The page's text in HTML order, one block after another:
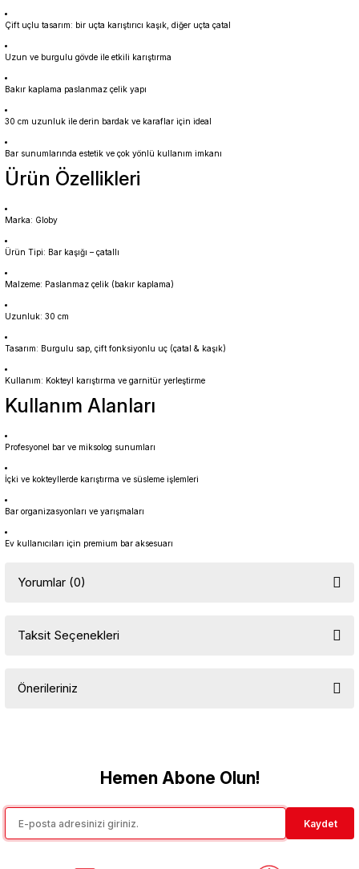
Çift uçlu tasarım: bir uçta karıştırıcı kaşık, diğer uçta çatal
Uzun ve burgulu gövde ile etkili karıştırma
Bakır kaplama paslanmaz çelik yapı
30 cm uzunluk ile derin bardak ve karaflar için ideal
Bar sunumlarında estetik ve çok yönlü kullanım imkanı
Ürün Özellikleri
Marka: Globy
Ürün Tipi: Bar kaşığı – çatallı
Malzeme: Paslanmaz çelik (bakır kaplama)
Uzunluk: 30 cm
Tasarım: Burgulu sap, çift fonksiyonlu uç (çatal & kaşık)
Kullanım: Kokteyl karıştırma ve garnitür yerleştirme
Kullanım Alanları
Profesyonel bar ve miksolog sunumları
İçki ve kokteyllerde karıştırma ve süsleme işlemleri
Bar organizasyonları ve yarışmaları
Ev kullanıcıları için premium bar aksesuarı
Yorumlar (0)
Taksit Seçenekleri
Önerileriniz
Görüş ve önerileriniz için teşekkür ederiz.
Ürün resmi kalitesiz, bozuk veya görüntülenemiyor.
Hemen Abone Olun!
Kaydet